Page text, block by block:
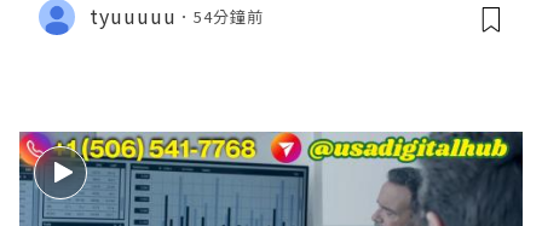
tyuuuuu 54分鐘前